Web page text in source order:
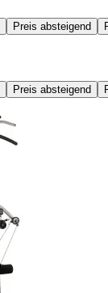
Preis absteigend
Preis absteigend